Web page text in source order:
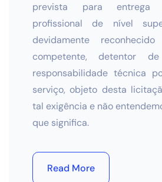
prevista para entrega
profissional de nível
devidamente
competente, detentor
responsabilidade técnica
serviço, objeto desta
tal exigência e não
que significa.
Read More